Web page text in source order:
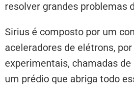
resolver grandes problemas
Sirius é composto por um
aceleradores de elétrons,
experimentais, chamadas de
um prédio que abriga todo